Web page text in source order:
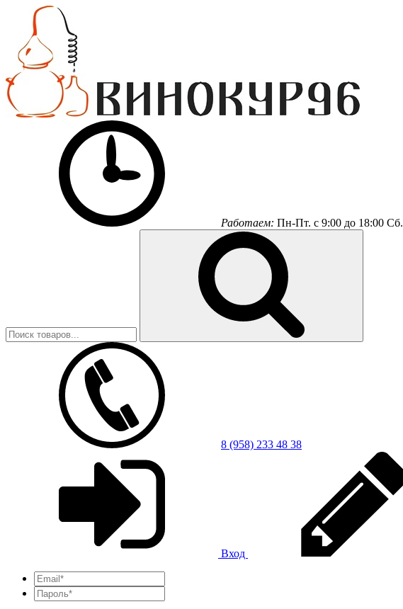
Работаем: Пн-Пт. с 9:00 до 18:00 Сб.
8 (958) 233 48 38
Вход